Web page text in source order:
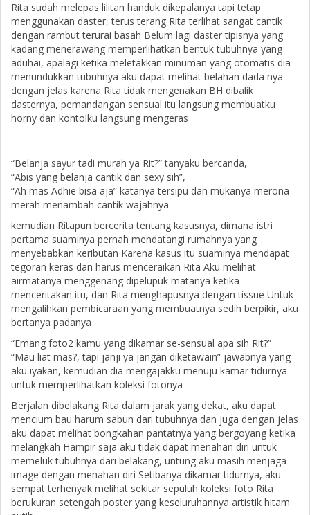
Rita sudah melepas lilitan handuk dikepalanya tapi tetap
menggunakan daster, terus terang Rita terlihat sangat cantik
dengan rambut terurai basah Belum lagi daster tipisnya yang
kadang menerawang memperlihatkan bentuk tubuhnya yang
aduhai, apalagi ketika meletakkan minuman yang otomatis dia
menundukkan tubuhnya aku dapat melihat belahan dada nya
dengan jelas karena Rita tidak mengenakan BH dibalik
dasternya, pemandangan sensual itu langsung membuatku
horny dan kontolku langsung mengeras
“Belanja sayur tadi murah ya Rit?” tanyaku bercanda,
“Abis yang belanja cantik dan sexy sih”,
“Ah mas Adhie bisa aja” katanya tersipu dan mukanya merona
merah menambah cantik wajahnya
kemudian Ritapun bercerita tentang kasusnya, dimana istri
pertama suaminya pernah mendatangi rumahnya yang
menyebabkan keributan Karena kasus itu suaminya mendapat
tegoran keras dan harus menceraikan Rita Aku melihat
airmatanya menggenang dipelupuk matanya ketika
menceritakan itu, dan Rita menghapusnya dengan tissue Untuk
mengalihkan pembicaraan yang membuatnya sedih berpikir, aku
bertanya padanya
“Emang foto2 kamu yang dikamar se-sensual apa sih Rit?”
“Mau liat mas?, tapi janji ya jangan diketawain” jawabnya yang
aku iyakan, kemudian dia mengajakku menuju kamar tidurnya
untuk memperlihatkan koleksi fotonya
Berjalan dibelakang Rita dalam jarak yang dekat, aku dapat
mencium bau harum sabun dari tubuhnya dan juga dengan jelas
aku dapat melihat bongkahan pantatnya yang bergoyang ketika
melangkah Hampir saja aku tidak dapat menahan diri untuk
memeluk tubuhnya dari belakang, untung aku masih menjaga
image dengan menahan diri Setibanya dikamar tidurnya, aku
sempat terhenyak melihat sekitar sepuluh koleksi foto Rita
berukuran setengah poster yang keseluruhannya artistik hitam